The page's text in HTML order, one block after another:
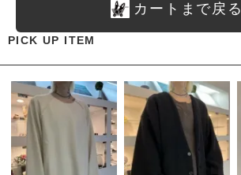
カートまで戻る
PICK UP ITEM